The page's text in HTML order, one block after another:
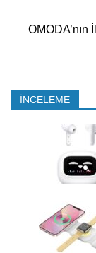
İNCELEME